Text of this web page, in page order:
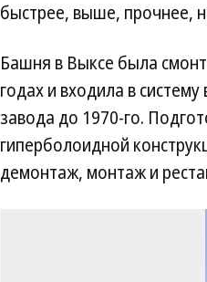
быстрее, выше, прочнее,
Башня в Выксе была
годах и входила в
завода до 1970-го.
гиперболоидной
демонтаж, монтаж и